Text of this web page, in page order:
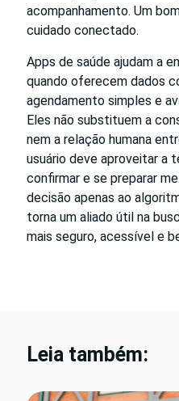
acompanhamento. Um
cuidado conectado.
Apps de saúde ajudam a
quando oferecem dados
agendamento simples e
Eles não substituem a
nem a relação humana
usuário deve aproveitar a
confirmar e se preparar
decisão apenas ao
torna um aliado útil na
mais seguro, acessível e
Leia também: